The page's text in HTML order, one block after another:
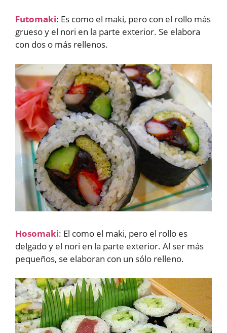
Futomaki: Es como el maki, pero con el rollo más
grueso y el nori en la parte exterior. Se elabora
con dos o más rellenos.
Hosomaki: El como el maki, pero el rollo es
delgado y el nori en la parte exterior. Al ser más
pequeños, se elaboran con un sólo relleno.